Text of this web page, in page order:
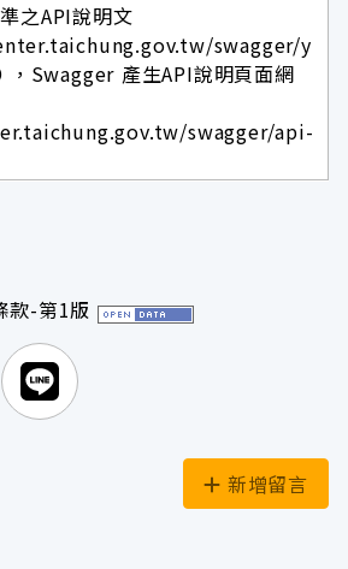
之API說明文
swagger/y
Swagger 產生API說明頁面網
swagger/api-
款-第1版
Facebook
前往Line
新增留言